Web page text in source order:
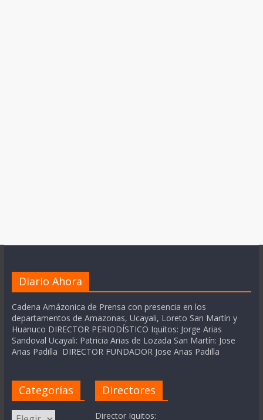
Diario Ahora
Cadena Amázonica de Prensa con presencia en los
departamentos de Amazonas, Ucayali, Loreto San Martín y
Huanuco DIRECTOR PERIODÍSTICO Iquitos: Jorge Arias
Sandoval Ucayali: Patricia Arias de Lozada San Martín: Jose
Arias Padilla DIRECTOR FUNDADOR Jose Arias Padilla
Categorías
Categorías
Directores
Director Iquitos: